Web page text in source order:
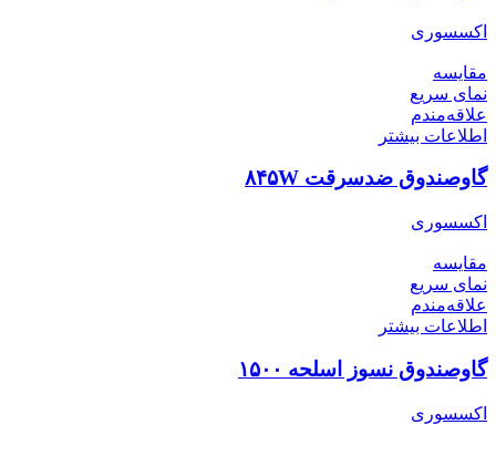
اکسسوری
مقایسه
نمای سریع
علاقه‌مندم
اطلاعات بیشتر
گاوصندوق ضدسرقت ۸۴۵W
اکسسوری
مقایسه
نمای سریع
علاقه‌مندم
اطلاعات بیشتر
گاوصندوق نسوز اسلحه ۱۵۰۰
اکسسوری